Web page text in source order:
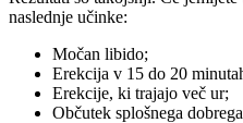
naslednje učinke:
Močan libido;
Erekcija v 15 do 20
Erekcije, ki trajajo več ur;
Občutek splošnega